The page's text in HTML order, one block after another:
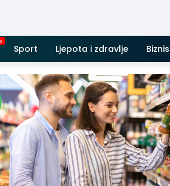
Sport Ljepota i zdravlje Biznis